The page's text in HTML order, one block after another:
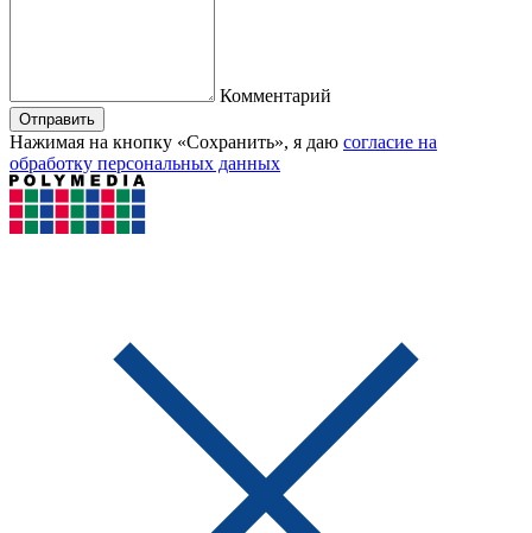
Комментарий
Отправить
Нажимая на кнопку «Сохранить», я даю согласие на
обработку персональных данных